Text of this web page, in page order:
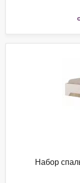
Набор